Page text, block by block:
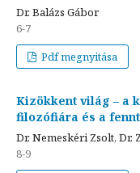
Dr. Balázs Gábor
6-7
Pdf megnyitása
Kizökkent világ – a
filozófiára és a
Dr. Nemeskéri Zsolt, Dr.
8-9